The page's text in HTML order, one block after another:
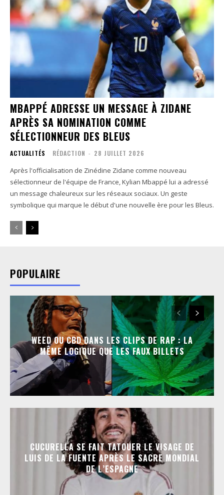
MBAPPÉ ADRESSE UN MESSAGE À ZIDANE
APRÈS SA NOMINATION COMME
SÉLECTIONNEUR DES BLEUS
ACTUALITÉS RÉDACTION - 28 JUILLET 2026
Après l'officialisation de Zinédine Zidane comme nouveau
sélectionneur de l'équipe de France, Kylian Mbappé lui a adressé
un message chaleureux sur les réseaux sociaux. Un geste
symbolique qui marque le début d'une nouvelle ère pour les Bleus.
POPULAIRE
WEED OU CBD DANS LES CLIPS DE RAP : LA
MÊME LOGIQUE QUE LES FAUX BILLETS
CUCURELLA SE FAIT TATOUER LE VISAGE DE
LUIS DE LA FUENTE APRÈS LE SACRE MONDIAL
DE L’ESPAGNE